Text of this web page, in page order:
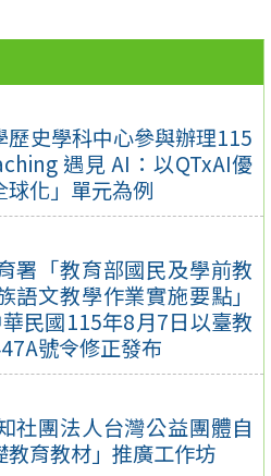
史學科中心參與辦理115
遇見 AI：以QTxAI優
化」單元為例
署「教育部國民及學前教
語文教學作業實施要點」
民國115年8月7日以臺教
號令修正發布
社團法人台灣公益團體自
育教材」推廣工作坊